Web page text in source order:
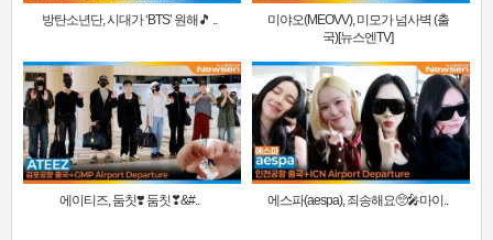
방탄소년단, 시대가 ‘BTS’ 원해🎵 ..
미야오(MEOVV), 미모가 넘사벽 (출
국)[뉴스엔TV]
에이티즈, 둠칫❣️ 둠칫❣&#.. 에스파(aespa), 죄송해요🥺🎤마이..